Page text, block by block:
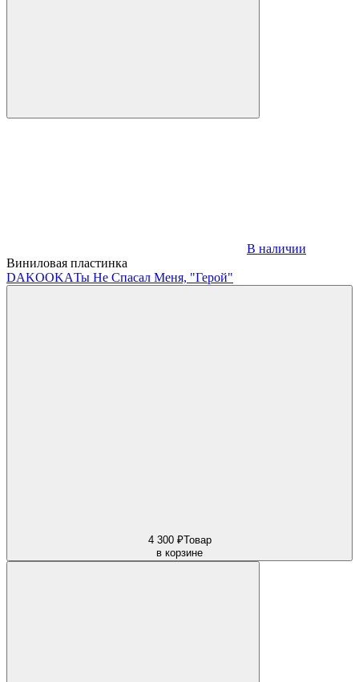
В наличии
Виниловая пластинка
DAKOOKAТы Не Спасал Меня, "Герой"
4 300 ₽Товар
в корзине